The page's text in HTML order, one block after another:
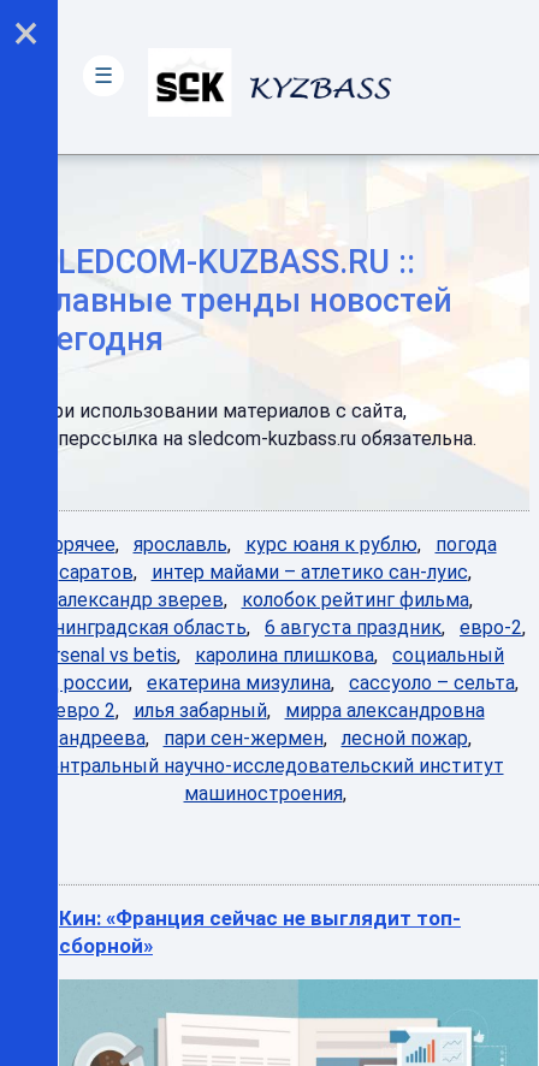
SLEDCOM-KUZBASS.RU ::
Главные тренды новостей
сегодня
При использовании материалов с сайта,
гиперссылка на sledcom-kuzbass.ru обязательна.
Горячее, ярославль, курс юаня к рублю, погода
саратов, интер майами – атлетико сан-луис,
александр зверев, колобок рейтинг фильма,
калининградская область, 6 августа праздник, евро-2,
arsenal vs betis, каролина плишкова, социальный
фонд россии, екатерина мизулина, сассуоло – сельта,
евро 2, илья забарный, мирра александровна
андреева, пари сен-жермен,лесной пожар,
центральный научно-исследовательский институт
машиностроения,
Кин: «Франция сейчас не выглядит топ-
сборной»
×
☰